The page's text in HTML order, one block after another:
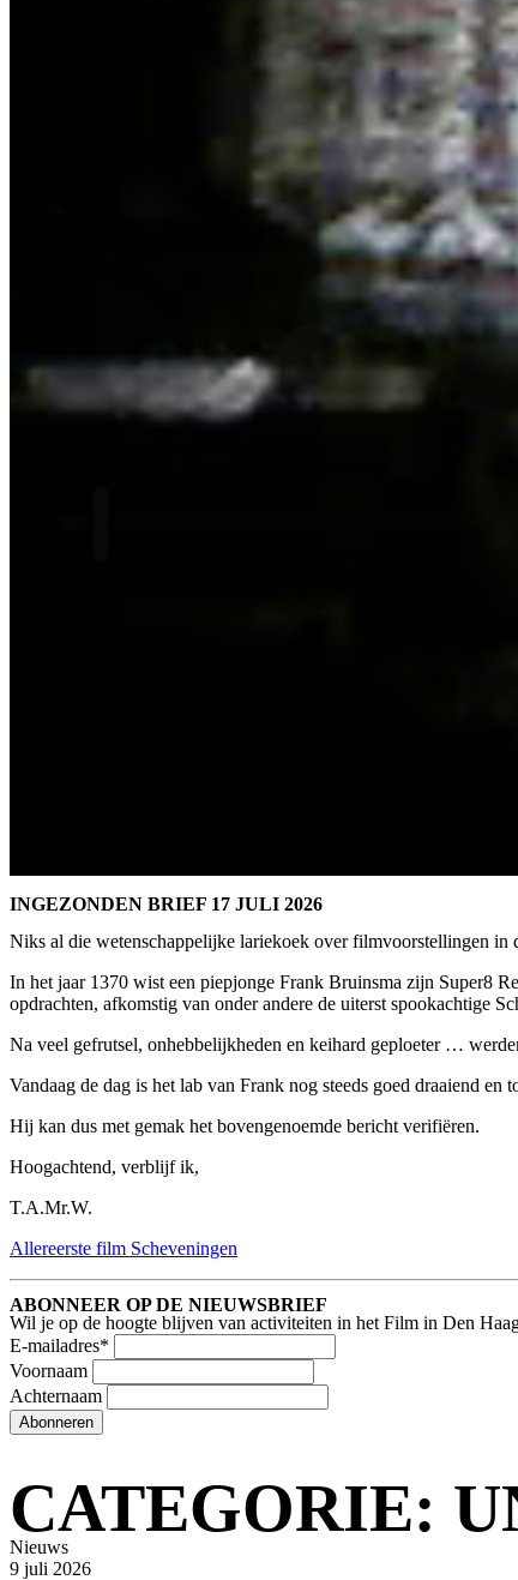
INGEZONDEN BRIEF 17 JULI 2026
Niks al die wetenschappelijke lariekoek over filmvoorstellingen in
In het jaar 1370 wist een piepjonge Frank Bruinsma zijn Super8
opdrachten, afkomstig van onder andere de uiterst spookachtige
Na veel gefrutsel, onhebbelijkheden en keihard geploeter …
Vandaag de dag is het lab van Frank nog steeds goed draaiend en
Hij kan dus met gemak het bovengenoemde bericht verifiëren.
Hoogachtend, verblijf ik,
T.A.Mr.W.
Allereerste film Scheveningen
ABONNEER OP DE NIEUWSBRIEF
Wil je op de hoogte blijven van activiteiten in het Film in Den
E-mailadres*
Voornaam
Achternaam
Abonneren
CATEGORIE:
Nieuws
9 juli 2026